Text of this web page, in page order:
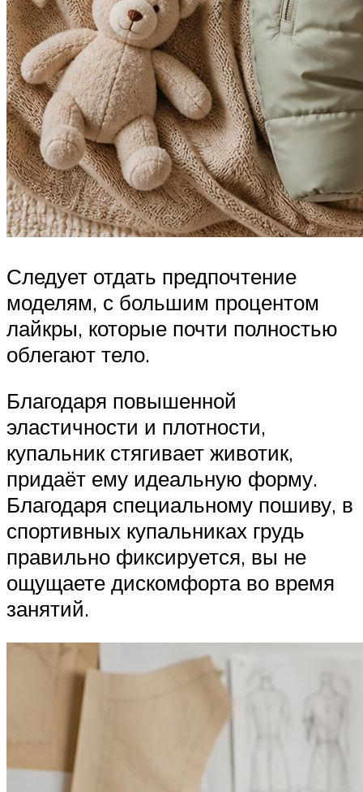
Следует отдать предпочтение
моделям, с большим процентом
лайкры, которые почти полностью
облегают тело.
Благодаря повышенной
эластичности и плотности,
купальник стягивает животик,
придаёт ему идеальную форму.
Благодаря специальному пошиву, в
спортивных купальниках грудь
правильно фиксируется, вы не
ощущаете дискомфорта во время
занятий.